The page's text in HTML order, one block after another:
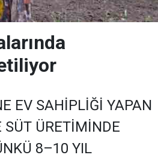
EV SAHİPLİĞİ YAPAN
SÜT ÜRETİMİNDE
8–10 YIL